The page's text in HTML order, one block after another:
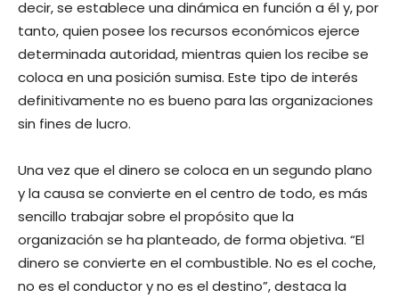
decir, se establece una dinámica en función a él y, por
tanto, quien posee los recursos económicos ejerce
determinada autoridad, mientras quien los recibe se
coloca en una posición sumisa. Este tipo de interés
definitivamente no es bueno para las organizaciones
sin fines de lucro.
Una vez que el dinero se coloca en un segundo plano
y la causa se convierte en el centro de todo, es más
sencillo trabajar sobre el propósito que la
organización se ha planteado, de forma objetiva. “El
dinero se convierte en el combustible. No es el coche,
no es el conductor y no es el destino”, destaca la